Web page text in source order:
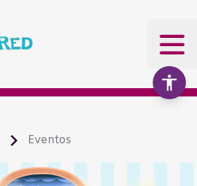
Eventos
Aumentar texto 100%